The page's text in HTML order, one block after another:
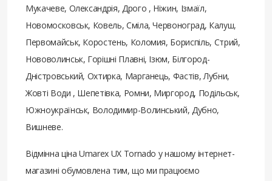
Мукачеве, Олександрія, Дрого , Ніжин, Ізмаїл,
Новомосковськ, Ковель, Сміла, Червоноград, Калуш,
Первомайськ, Коростень, Коломия, Бориспіль, Стрий,
Нововолинськ, Горішні Плавні, Ізюм, Білгород-
Дністровський, Охтирка, Марганець, Фастів, Лубни,
Жовті Води , Шепетівка, Ромни, Миргород, Подільськ,
Южноукраїнськ, Володимир-Волинський, Дубно,
Вишневе.
Відмінна ціна Umarex UX Tornado у нашому інтернет-
магазині обумовлена ​​тим, що ми працюємо